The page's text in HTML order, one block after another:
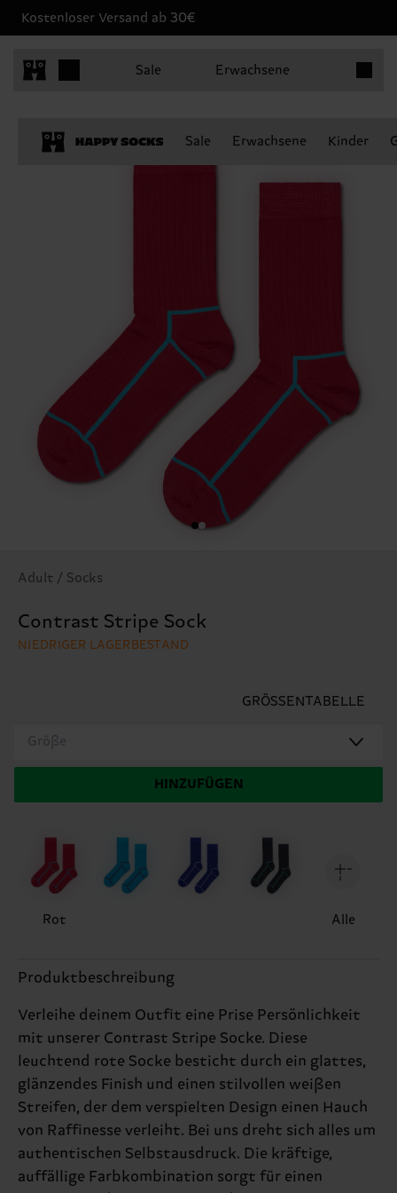
Kostenloser Versand ab 30€
Sale Erwachsene
Sale Erwachsene Kinder
Adult / Socks
Contrast Stripe Sock
NIEDRIGER LAGERBESTAND
GRÖSSENTABELLE
Größe
HINZUFÜGEN
Rot Alle
Produktbeschreibung
Verleihe deinem Outfit eine Prise Persönlichkeit
mit unserer Contrast Stripe Socke. Diese
leuchtend rote Socke besticht durch ein glattes,
glänzendes Finish und einen stilvollen weißen
Streifen, der dem verspielten Design einen Hauch
von Raffinesse verleiht. Bei uns dreht sich alles um
authentischen Selbstausdruck. Die kräftige,
auffällige Farbkombination sorgt für einen